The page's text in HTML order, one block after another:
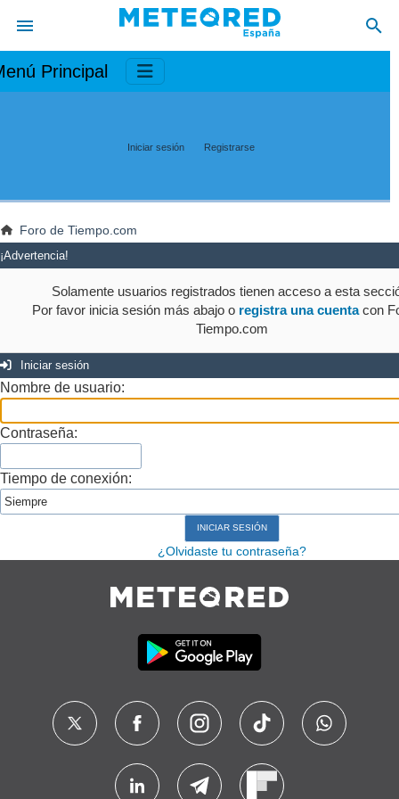
Principal
Iniciar sesión Registrarse
Foro de Tiempo.com
¡Advertencia!
Solamente usuarios registrados tienen acceso a esta
Por favor inicia sesión más abajo o registra una cuentacon
Tiempo.com
Iniciar sesión
Nombre de usuario:
Contraseña:
Tiempo de conexión:
¿Olvidaste tu contraseña?